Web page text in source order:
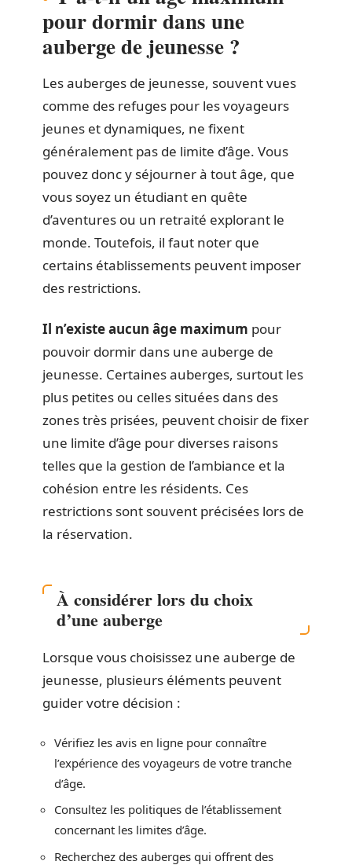
pour dormir dans une
auberge de jeunesse ?
Les auberges de jeunesse, souvent vues
comme des refuges pour les voyageurs
jeunes et dynamiques, ne fixent
généralement pas de limite d’âge. Vous
pouvez donc y séjourner à tout âge, que
vous soyez un étudiant en quête
d’aventures ou un retraité explorant le
monde. Toutefois, il faut noter que
certains établissements peuvent imposer
des restrictions.
Il n’existe aucun âge maximum pour
pouvoir dormir dans une auberge de
jeunesse. Certaines auberges, surtout les
plus petites ou celles situées dans des
zones très prisées, peuvent choisir de fixer
une limite d’âge pour diverses raisons
telles que la gestion de l’ambiance et la
cohésion entre les résidents. Ces
restrictions sont souvent précisées lors de
la réservation.
À considérer lors du choix
d’une auberge
Lorsque vous choisissez une auberge de
jeunesse, plusieurs éléments peuvent
guider votre décision :
Vérifiez les avis en ligne pour connaître
l’expérience des voyageurs de votre tranche
d’âge.
Consultez les politiques de l’établissement
concernant les limites d’âge.
Recherchez des auberges qui offrent des